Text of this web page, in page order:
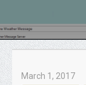
March 1, 2017